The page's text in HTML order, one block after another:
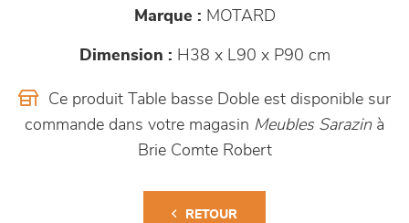
Marque : MOTARD
Dimension : H38 x L90 x P90 cm
Ce produit Table basse Doble est disponible sur
commande dans votre magasin Meubles Sarazinà
Brie Comte Robert
RETOUR